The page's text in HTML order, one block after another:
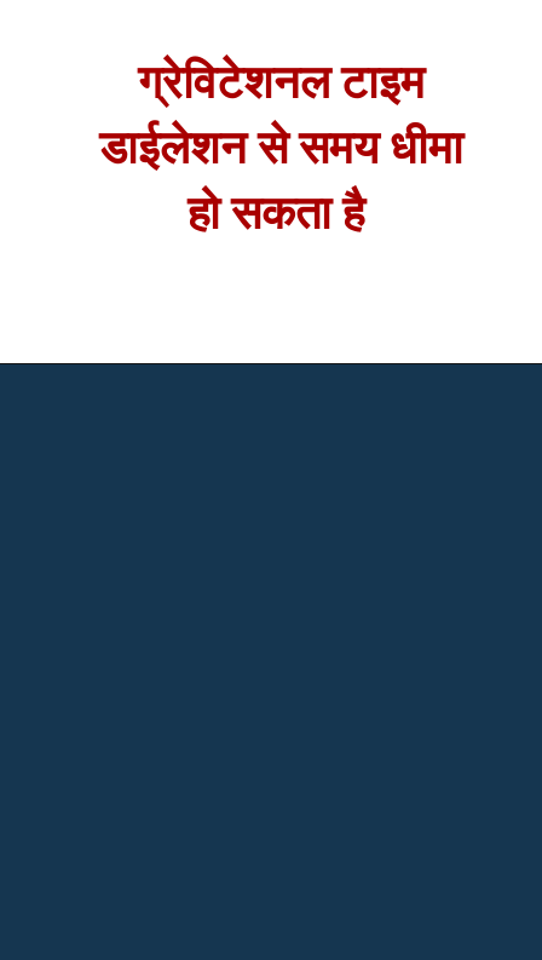
ग्रेविटेशनल टाइम
डाईलेशन से समय धीमा
हो सकता है
ग्रेविटेशनल टाइम
डाईलेशन से समय धीमा
हो सकता है